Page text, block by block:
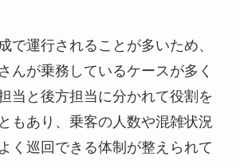
で運行されることが多いため、
んが乗務しているケースが多く
当と後方担当に分かれて役割を
もあり、乗客の人数や混雑状況
く巡回できる体制が整えられて